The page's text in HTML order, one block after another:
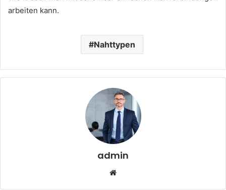
arbeiten kann.
Nahttypen
admin